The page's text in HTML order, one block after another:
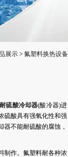
展示 > 氟塑料换热设备
耐硫酸冷却器(酸冷器)进
硫酸具有强氧化性和强
器不能耐硫酸的腐蚀，
制作。氟塑料耐各种浓